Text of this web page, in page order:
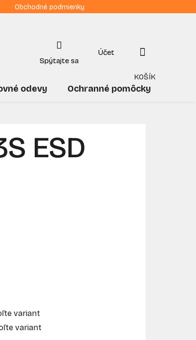
Obchodné podmienky
NÁKUPNÝ
KOŠÍK
odevy Ochranné pomôcky
ESD
variant
variant